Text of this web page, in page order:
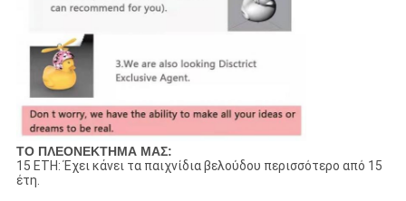
ΤΟ ΠΛΕΟΝΕΚΤΗΜΑ ΜΑΣ:
15 ΕΤΗ: Έχει κάνει τα παιχνίδια βελούδου περισσότερο από 15
έτη.